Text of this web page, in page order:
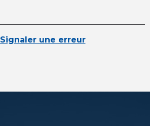
Signaler une erreur